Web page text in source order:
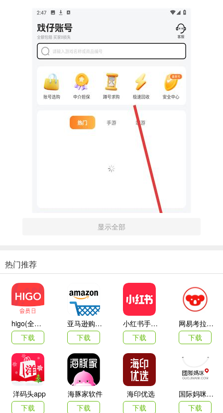
2、登录选择页面点击“手机号登录”，进入手机验证登录界面。
显示全部
热门推荐
higo(全球购)
下载
亚马逊购物app
下载
小红书手机客户端
下载
网易考拉海购
下载
洋码头app
下载
海豚家软件
下载
海印优选
下载
国际妈咪海外商城
下载